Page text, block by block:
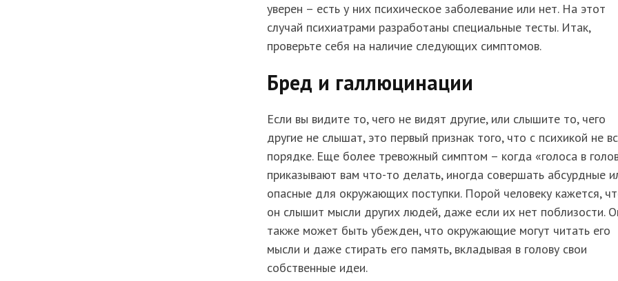
уверен – есть у них психическое заболевание или нет. На этот
случай психиатрами разработаны специальные тесты. Итак,
проверьте себя на наличие следующих симптомов.
Бред и галлюцинации
Если вы видите то, чего не видят другие, или слышите то, чего
другие не слышат, это первый признак того, что с психикой не
порядке. Еще более тревожный симптом – когда «голоса в
приказывают вам что-то делать, иногда совершать абсурдные
опасные для окружающих поступки. Порой человеку кажется,
он слышит мысли других людей, даже если их нет поблизости.
также может быть убежден, что окружающие могут читать его
мысли и даже стирать его память, вкладывая в голову свои
собственные идеи.